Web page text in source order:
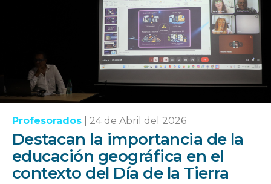
Profesorados 24 de Abril del 2026
Destacan la importancia de la
educación geográfica en el
contexto del Día de la Tierra